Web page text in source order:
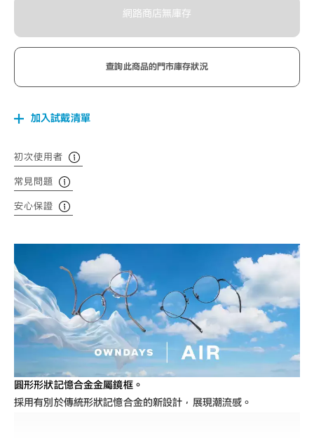
網路商店無庫存
查詢此商品的門市庫存狀況
加入試戴清單
初次使用者
常見問題
安心保證
圓形形狀記憶合金金屬鏡框。
採用有別於傳統形狀記憶合金的新設計，展現潮流感。